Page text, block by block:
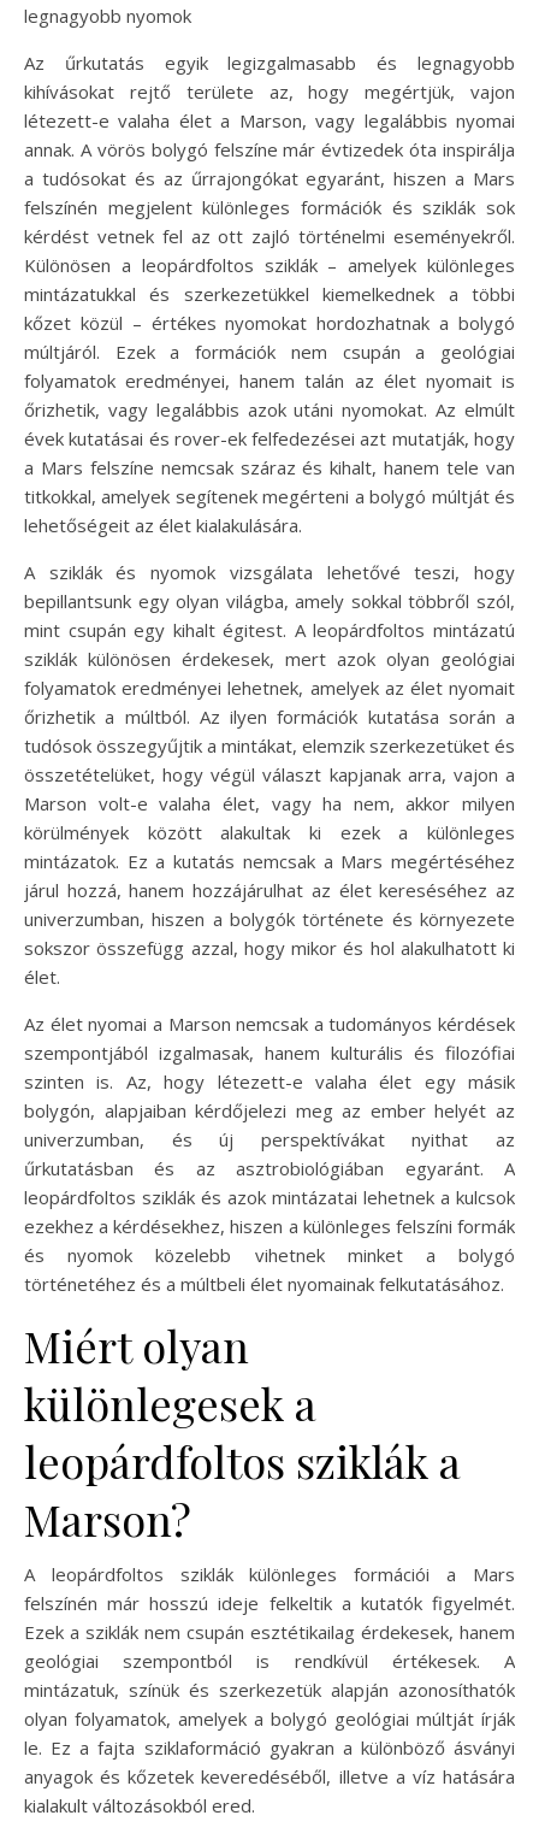
legnagyobb nyomok
Az űrkutatás egyik legizgalmasabb és legnagyobb
kihívásokat rejtő területe az, hogy megértjük, vajon
létezett-e valaha élet a Marson, vagy legalábbis nyomai
annak. A vörös bolygó felszíne már évtizedek óta inspirálja
a tudósokat és az űrrajongókat egyaránt, hiszen a Mars
felszínén megjelent különleges formációk és sziklák sok
kérdést vetnek fel az ott zajló történelmi eseményekről.
Különösen a leopárdfoltos sziklák – amelyek különleges
mintázatukkal és szerkezetükkel kiemelkednek a többi
kőzet közül – értékes nyomokat hordozhatnak a bolygó
múltjáról. Ezek a formációk nem csupán a geológiai
folyamatok eredményei, hanem talán az élet nyomait is
őrizhetik, vagy legalábbis azok utáni nyomokat. Az elmúlt
évek kutatásai és rover-ek felfedezései azt mutatják, hogy
a Mars felszíne nemcsak száraz és kihalt, hanem tele van
titkokkal, amelyek segítenek megérteni a bolygó múltját és
lehetőségeit az élet kialakulására.
A sziklák és nyomok vizsgálata lehetővé teszi, hogy
bepillantsunk egy olyan világba, amely sokkal többről szól,
mint csupán egy kihalt égitest. A leopárdfoltos mintázatú
sziklák különösen érdekesek, mert azok olyan geológiai
folyamatok eredményei lehetnek, amelyek az élet nyomait
őrizhetik a múltból. Az ilyen formációk kutatása során a
tudósok összegyűjtik a mintákat, elemzik szerkezetüket és
összetételüket, hogy végül választ kapjanak arra, vajon a
Marson volt-e valaha élet, vagy ha nem, akkor milyen
körülmények között alakultak ki ezek a különleges
mintázatok. Ez a kutatás nemcsak a Mars megértéséhez
járul hozzá, hanem hozzájárulhat az élet kereséséhez az
univerzumban, hiszen a bolygók története és környezete
sokszor összefügg azzal, hogy mikor és hol alakulhatott ki
élet.
Az élet nyomai a Marson nemcsak a tudományos kérdések
szempontjából izgalmasak, hanem kulturális és filozófiai
szinten is. Az, hogy létezett-e valaha élet egy másik
bolygón, alapjaiban kérdőjelezi meg az ember helyét az
univerzumban, és új perspektívákat nyithat az
űrkutatásban és az asztrobiológiában egyaránt. A
leopárdfoltos sziklák és azok mintázatai lehetnek a kulcsok
ezekhez a kérdésekhez, hiszen a különleges felszíni formák
és nyomok közelebb vihetnek minket a bolygó
történetéhez és a múltbeli élet nyomainak felkutatásához.
Miért olyan
különlegesek a
leopárdfoltos sziklák a
Marson?
A leopárdfoltos sziklák különleges formációi a Mars
felszínén már hosszú ideje felkeltik a kutatók figyelmét.
Ezek a sziklák nem csupán esztétikailag érdekesek, hanem
geológiai szempontból is rendkívül értékesek. A
mintázatuk, színük és szerkezetük alapján azonosíthatók
olyan folyamatok, amelyek a bolygó geológiai múltját írják
le. Ez a fajta sziklaformáció gyakran a különböző ásványi
anyagok és kőzetek keveredéséből, illetve a víz hatására
kialakult változásokból ered.